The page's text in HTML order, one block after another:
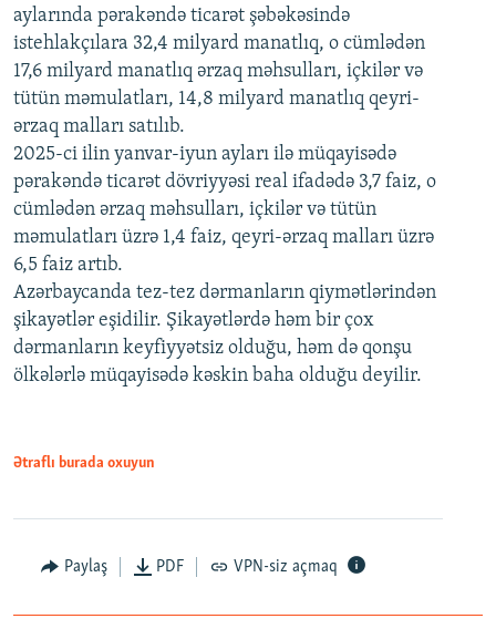
aylarında pərakəndə ticarət şəbəkəsində
istehlakçılara 32,4 milyard manatlıq, o cümlədən
17,6 milyard manatlıq ərzaq məhsulları, içkilər və
tütün məmulatları, 14,8 milyard manatlıq qeyri-
ərzaq malları satılıb.
2025-ci ilin yanvar-iyun ayları ilə müqayisədə
pərakəndə ticarət dövriyyəsi real ifadədə 3,7 faiz, o
cümlədən ərzaq məhsulları, içkilər və tütün
məmulatları üzrə 1,4 faiz, qeyri-ərzaq malları üzrə
6,5 faiz artıb.
Azərbaycanda tez-tez dərmanların qiymətlərindən
şikayətlər eşidilir. Şikayətlərdə həm bir çox
dərmanların keyfiyyətsiz olduğu, həm də qonşu
ölkələrlə müqayisədə kəskin baha olduğu deyilir.
Ətraflı burada oxuyun
Paylaş PDF VPN-siz açmaq